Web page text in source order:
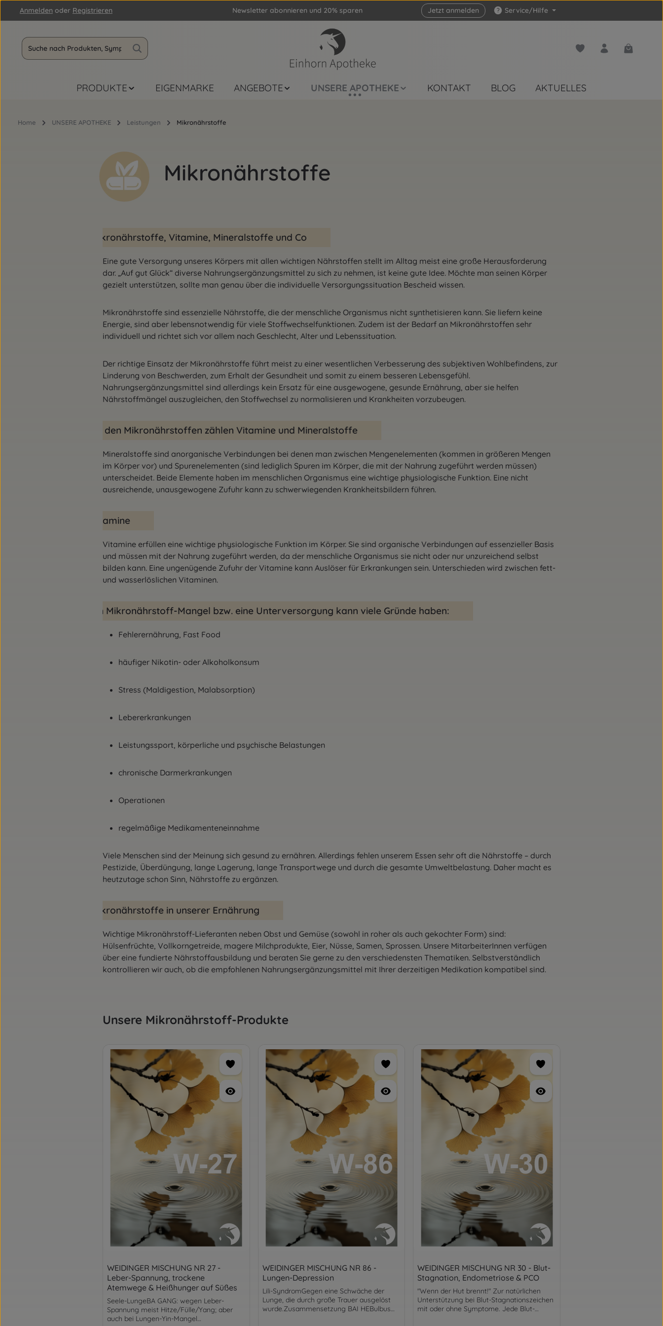
Hauptinhalt springen
Zur Suche springen
Zur Hauptnavigation springen
Anmelden oder Registrieren Newsletter abonnieren und 20% sparen Jetzt anmelden Service/Hilfe
Du hast 0 Produkte auf
PRODUKTE EIGENMARKE ANGEBOTE UNSERE APOTHEKE KONTAKT BLOG AKTUELLES
Home UNSERE APOTHEKE Leistungen Mikronährstoffe
Mikronährstoffe
Mikronährstoffe, Vitamine, Mineralstoffe und Co
Eine gute Versorgung unseres Körpers mit allen wichtigen Nährstoffen stellt im Alltag meist eine große Herausforderung
dar. „Auf gut Glück“ diverse Nahrungsergänzungsmittel zu sich zu nehmen, ist keine gute Idee. Möchte man seinen Körper
gezielt unterstützen, sollte man genau über die individuelle Versorgungssituation Bescheid wissen.
Mikronährstoffe sind essenzielle Nährstoffe, die der menschliche Organismus nicht synthetisieren kann. Sie liefern keine
Energie, sind aber lebensnotwendig für viele Stoffwechselfunktionen. Zudem ist der Bedarf an Mikronährstoffen sehr
individuell und richtet sich vor allem nach Geschlecht, Alter und Lebenssituation.
Der richtige Einsatz der Mikronährstoffe führt meist zu einer wesentlichen Verbesserung des subjektiven Wohlbefindens, zur
Linderung von Beschwerden, zum Erhalt der Gesundheit und somit zu einem besseren Lebensgefühl.
Nahrungsergänzungsmittel sind allerdings kein Ersatz für eine ausgewogene, gesunde Ernährung, aber sie helfen
Nährstoffmängel auszugleichen, den Stoffwechsel zu normalisieren und Krankheiten vorzubeugen.
Zu den Mikronährstoffen zählen Vitamine und Mineralstoffe
Mineralstoffe sind anorganische Verbindungen bei denen man zwischen Mengenelementen (kommen in größeren Mengen
im Körper vor) und Spurenelementen (sind lediglich Spuren im Körper, die mit der Nahrung zugeführt werden müssen)
unterscheidet. Beide Elemente haben im menschlichen Organismus eine wichtige physiologische Funktion. Eine nicht
ausreichende, unausgewogene Zufuhr kann zu schwerwiegenden Krankheitsbildern führen.
Vitamine
Vitamine erfüllen eine wichtige physiologische Funktion im Körper. Sie sind organische Verbindungen auf essenzieller Basis
und müssen mit der Nahrung zugeführt werden, da der menschliche Organismus sie nicht oder nur unzureichend selbst
bilden kann. Eine ungenügende Zufuhr der Vitamine kann Auslöser für Erkrankungen sein. Unterschieden wird zwischen fett-
und wasserlöslichen Vitaminen.
Ein Mikronährstoff-Mangel bzw. eine Unterversorgung kann viele Gründe haben:
Fehlerernährung, Fast Food
häufiger Nikotin- oder Alkoholkonsum
Stress (Maldigestion, Malabsorption)
Lebererkrankungen
Leistungssport, körperliche und psychische Belastungen
chronische Darmerkrankungen
Operationen
regelmäßige Medikamenteneinnahme
Viele Menschen sind der Meinung sich gesund zu ernähren. Allerdings fehlen unserem Essen sehr oft die Nährstoffe – durch
Pestizide, Überdüngung, lange Lagerung, lange Transportwege und durch die gesamte Umweltbelastung. Daher macht es
heutzutage schon Sinn, Nährstoffe zu ergänzen.
Mikronährstoffe in unserer Ernährung
Wichtige Mikronährstoff-Lieferanten neben Obst und Gemüse (sowohl in roher als auch gekochter Form) sind:
Hülsenfrüchte, Vollkorngetreide, magere Milchprodukte, Eier, Nüsse, Samen, Sprossen. Unsere MitarbeiterInnen verfügen
über eine fundierte Nährstoffausbildung und beraten Sie gerne zu den verschiedensten Thematiken. Selbstverständlich
kontrollieren wir auch, ob die empfohlenen Nahrungsergänzungsmittel mit Ihrer derzeitigen Medikation kompatibel sind.
Produktgalerie überspringen
Unsere Mikronährstoff-Produkte
WEIDINGER MISCHUNG NR 27 -
Leber-Spannung, trockene
Atemwege & Heißhunger auf Süßes
Seele-LungeBA GANG: wegen Leber-
Spannung meist Hitze/Fülle/Yang; aber
auch bei Lungen-Yin-Mangel
WEIDINGER MISCHUNG NR 86 -
Lungen-Depression
Lili-SyndromGegen eine Schwäche der
Lunge, die durch große Trauer ausgelöst
wurde.Zusammensetzung BAI HEBulbus
WEIDINGER MISCHUNG NR 30 - Blut-
Stagnation, Endometriose & PCO
"Wenn der Hut brennt!" Zur natürlichen
Unterstützung bei Blut-Stagnationszeichen
mit oder ohne Symptome. Jede Blut-